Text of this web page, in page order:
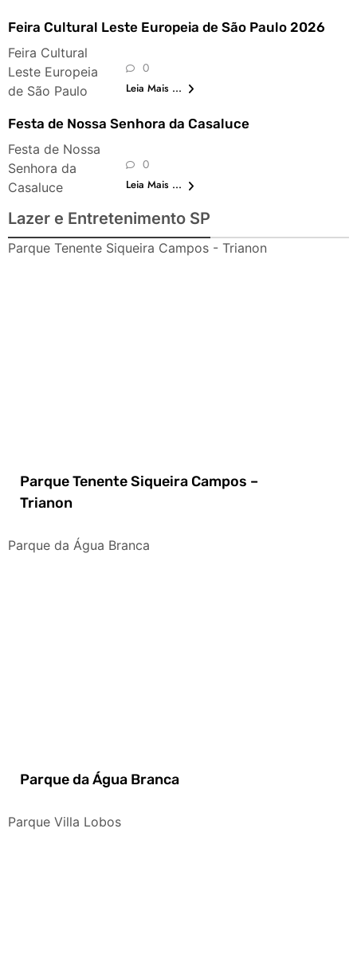
Feira Cultural Leste Europeia de São Paulo 2026
Feira Cultural
Leste Europeia
de São Paulo
0
Leia Mais ...
Festa de Nossa Senhora da Casaluce
Festa de Nossa
Senhora da
Casaluce
0
Leia Mais ...
Lazer e Entretenimento SP
Parque Tenente Siqueira Campos - Trianon
Parque Tenente Siqueira Campos –
Trianon
Parque da Água Branca
Parque da Água Branca
Parque Villa Lobos